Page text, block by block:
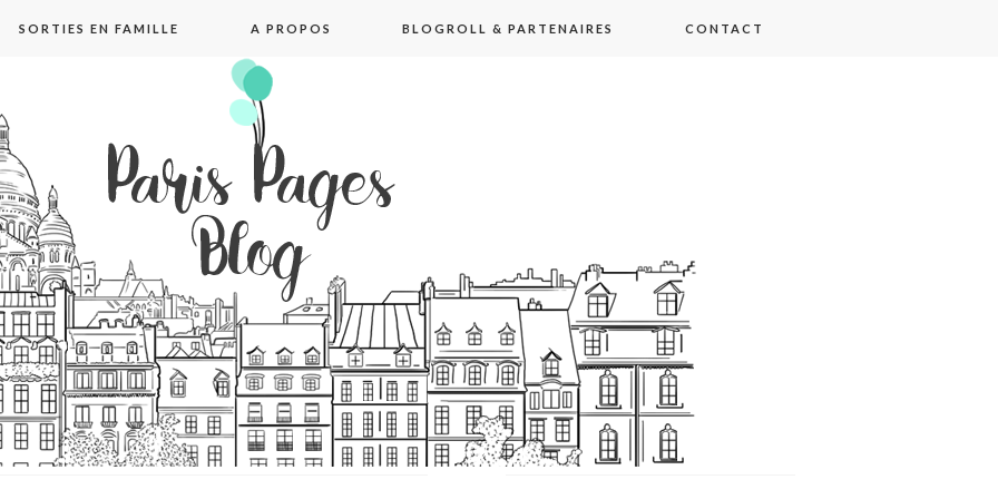
SORTIES EN FAMILLE A PROPOS BLOGROLL & PARTENAIRES CONTACT
blog